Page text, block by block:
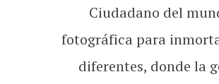
Ciudadano del
fotográfica para
diferentes, donde la